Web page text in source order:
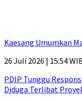
Kaesang Umumkan
26 Juli 2026 | 15:54
PDIP Tunggu
Diduga Terlibat